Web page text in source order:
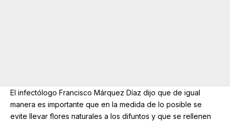
El infectólogo Francisco Márquez Díaz dijo que de igual
manera es importante que en la medida de lo posible se
evite llevar flores naturales a los difuntos y que se rellenen